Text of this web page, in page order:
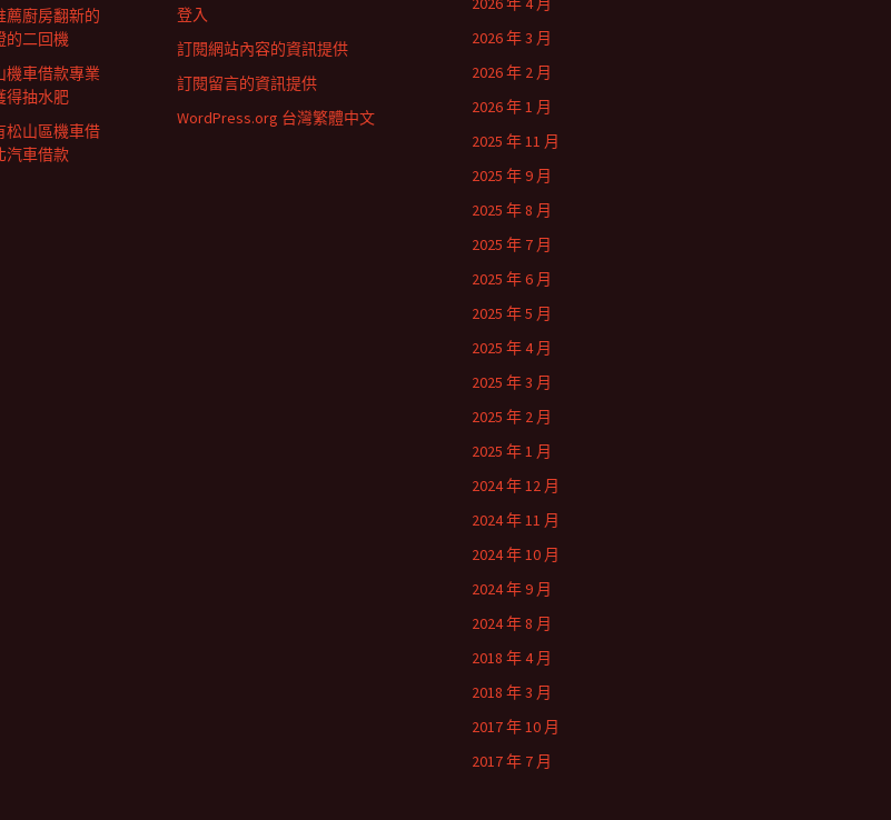
薦廚房翻新的
的二回機
機車借款專業
得抽水肥
松山區機車借
汽車借款
2026 年 3 月
2026 年 2 月
2026 年 1 月
2025 年 11 月
2025 年 9 月
2025 年 8 月
2025 年 7 月
2025 年 6 月
2025 年 5 月
2025 年 4 月
2025 年 3 月
2025 年 2 月
2025 年 1 月
2024 年 12 月
2024 年 11 月
2024 年 10 月
2024 年 9 月
2024 年 8 月
2018 年 4 月
2018 年 3 月
2017 年 10 月
2017 年 7 月
登入
訂閱網站內容的資訊提供
訂閱留言的資訊提供
WordPress.org 台灣繁體中文